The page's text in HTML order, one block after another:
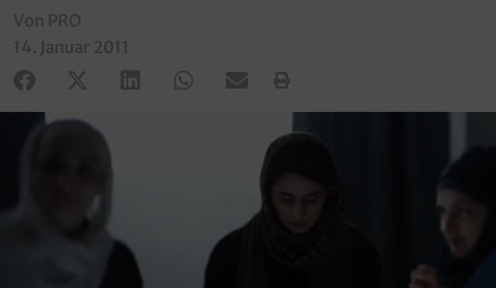
Von PRO
14. Januar 2011